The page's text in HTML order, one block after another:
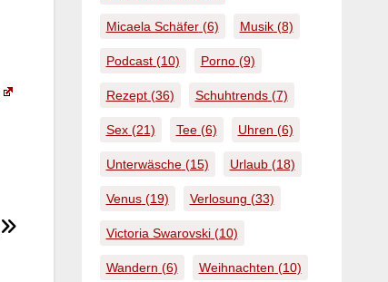
Micaela Schäfer(6) Musik(8)
Podcast(10) Porno(9)
Rezept(36) Schuhtrends(7)
Sex(21) Tee(6) Uhren (6)
Unterwäsche(15) Urlaub(18)
Venus(19) Verlosung (33)
Victoria Swarovski(10)
Wandern (6) Weihnachten (10)